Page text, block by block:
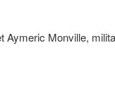
Aymeric Monville,